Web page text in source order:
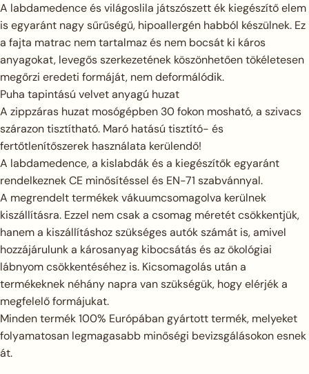
A labdamedence és világoslila játszószett ék kiegészítő elem
is egyaránt nagy sűrűségű, hipoallergén habból készülnek. Ez
a fajta matrac nem tartalmaz és nem bocsát ki káros
anyagokat, levegős szerkezetének köszönhetően tökéletesen
megőrzi eredeti formáját, nem deformálódik.
Puha tapintású velvet anyagú huzat
A zippzáras huzat mosógépben 30 fokon mosható, a szivacs
szárazon tisztítható. Maró hatású tisztító- és
fertőtlenítőszerek használata kerülendő!
A labdamedence, a kislabdák és a kiegészítők egyaránt
rendelkeznek CE minősítéssel és EN-71 szabvánnyal.
A megrendelt termékek vákuumcsomagolva kerülnek
kiszállításra. Ezzel nem csak a csomag méretét csökkentjük,
hanem a kiszállításhoz szükséges autók számát is, amivel
hozzájárulunk a károsanyag kibocsátás és az ökológiai
lábnyom csökkentéséhez is. Kicsomagolás után a
termékeknek néhány napra van szükségük, hogy elérjék a
megfelelő formájukat.
Minden termék 100% Európában gyártott termék, melyeket
folyamatosan legmagasabb minőségi bevizsgálásokon esnek
át.